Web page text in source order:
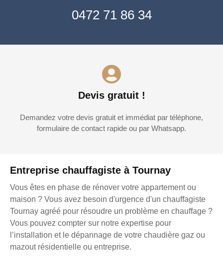
Entreprise chauffagiste à Tournay
Vous êtes en phase de rénover votre appartement ou
maison ? Vous avez besoin d'urgence d'un chauffagiste
Tournay agréé pour résoudre un problème en chauffage ?
Vous pouvez compter sur notre expertise pour
l’installation et le dépannage de votre chaudière gaz ou
mazout résidentielle ou entreprise.
0472 71 86 34
Devis gratuit !
Demandez votre devis gratuit et immédiat par téléphone,
formulaire de contact rapide ou par Whatsapp.